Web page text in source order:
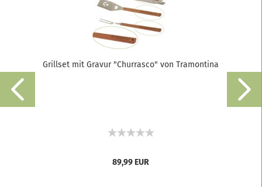
Grillset mit Gravur "Churrasco" von Tramontina
89,99 EUR